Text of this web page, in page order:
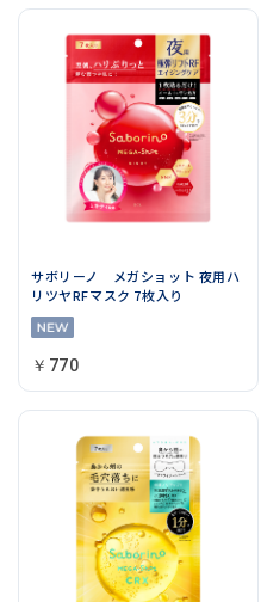
サボリーノ メガショット 夜用ハ
リツヤRFマスク 7枚入り
￥770